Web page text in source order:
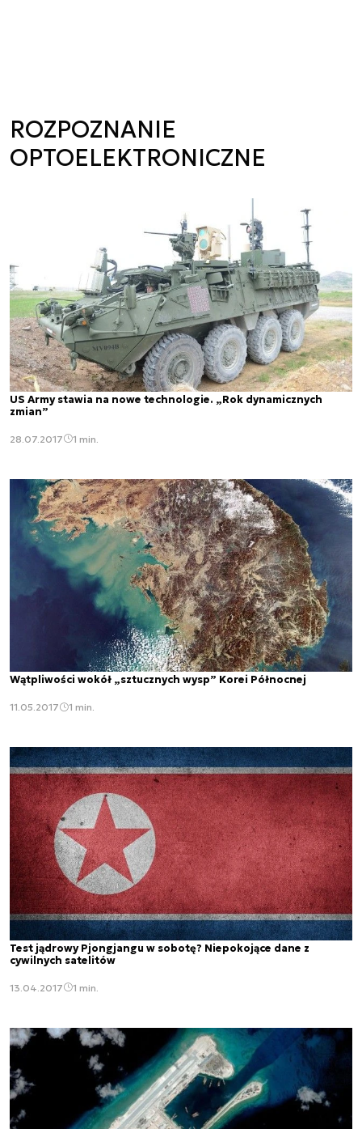
ROZPOZNANIE
OPTOELEKTRONICZNE
US Army stawia na nowe technologie. „Rok dynamicznych
zmian”
28.07.2017 1 min.
Wątpliwości wokół „sztucznych wysp” Korei Północnej
11.05.2017 1 min.
Test jądrowy Pjongjangu w sobotę? Niepokojące dane z
cywilnych satelitów
13.04.2017 1 min.